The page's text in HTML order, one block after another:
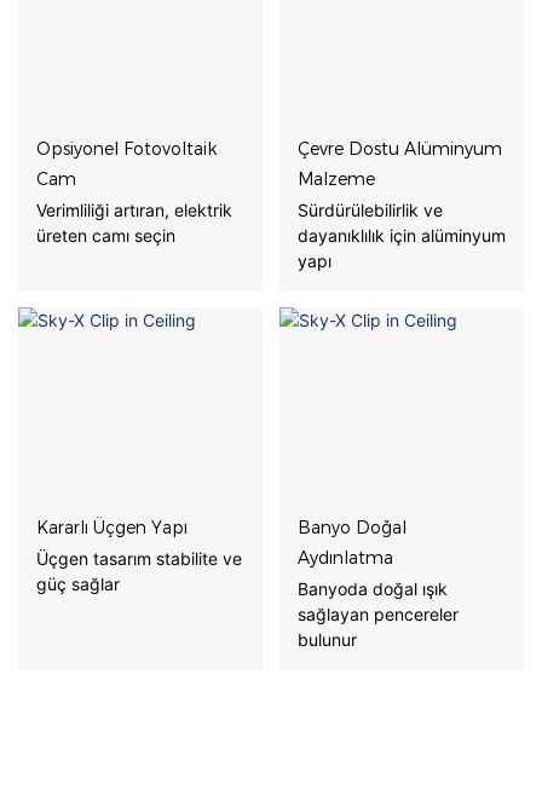
Opsiyonel Fotovoltaik
Cam
Verimliliği artıran, elektrik
üreten camı seçin
Çevre Dostu Alüminyum
Malzeme
Sürdürülebilirlik ve
dayanıklılık için alüminyum
yapı
Kararlı Üçgen Yapı
Üçgen tasarım stabilite ve
güç sağlar
Banyo Doğal
Aydınlatma
Banyoda doğal ışık
sağlayan pencereler
bulunur